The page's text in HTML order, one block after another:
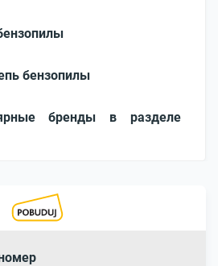
бензопилы
бренды в разделе